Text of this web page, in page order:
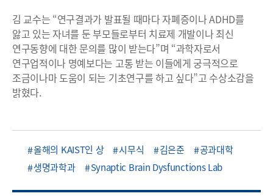
김 교수는 “연구결과가 발표될 때마다 자폐증이나 ADHD를
앓고 있는 자녀를 둔 부모들로부터 치료제 개발이나 최신
연구동향에 대한 문의를 많이 받는다”며 “과학자로서
연구업적이나 명예보다는 고통 받는 이들에게 궁극적으로
조금이나마 도움이 되는 기초연구를 하고 싶다”고 수상소감을
밝혔다.
올해의 KAIST인 상 시무식 김은준
공과대학
생명과학과
Synaptic Brain Dysfunctions Lab